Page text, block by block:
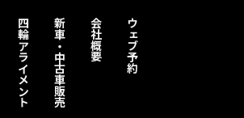
四輪アライメント 新車・中古車販売 会社概要 ウェブ予約